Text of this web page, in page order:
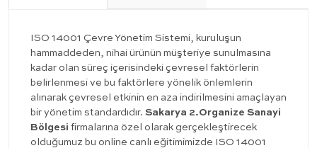
ISO 14001 Çevre Yönetim Sistemi, kuruluşun
hammaddeden, nihai ürünün müşteriye sunulmasına
kadar olan süreç içerisindeki çevresel faktörlerin
belirlenmesi ve bu faktörlere yönelik önlemlerin
alınarak çevresel etkinin en aza indirilmesini amaçlayan
bir yönetim standardıdır. Sakarya 2.Organize Sanayi
Bölgesi firmalarına özel olarak gerçekleştirecek
olduğumuz bu online canlı eğitimimizde ISO 14001